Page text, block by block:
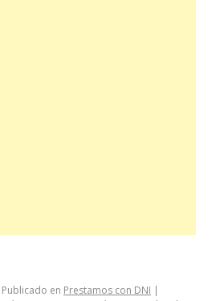
Publicado en Prestamos con DNI |